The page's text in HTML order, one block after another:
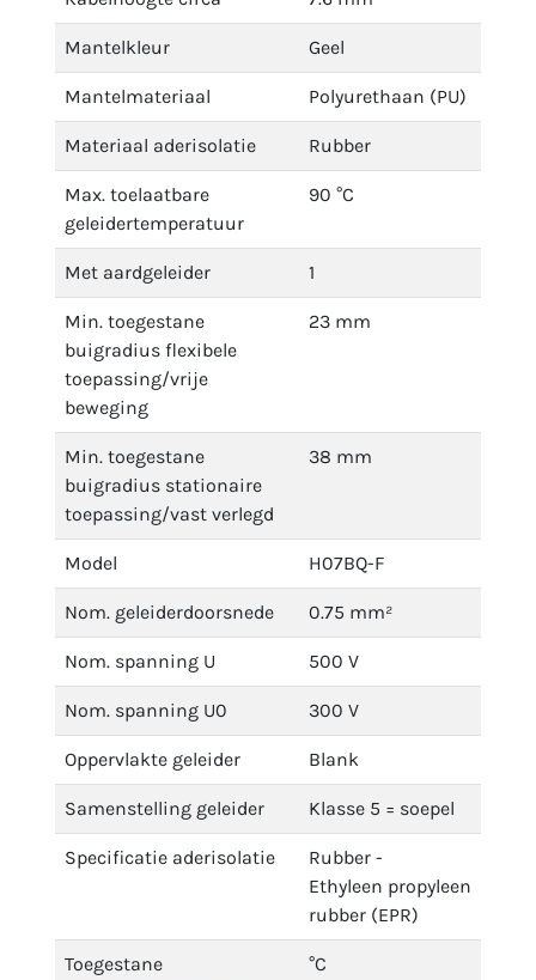
Mantelkleur Geel
Mantelmateriaal Polyurethaan (PU)
Materiaal aderisolatie Rubber
Max. toelaatbare
geleidertemperatuur
90 °C
Met aardgeleider 1
Min. toegestane
buigradius flexibele
toepassing/vrije
beweging
23 mm
Min. toegestane
buigradius stationaire
toepassing/vast verlegd
38 mm
Model H07BQ-F
Nom. geleiderdoorsnede 0.75 mm²
Nom. spanning U 500 V
Nom. spanning U0 300 V
Oppervlakte geleider Blank
Samenstelling geleider Klasse 5 = soepel
Specificatie aderisolatie
Rubber -
Ethyleen propyleen
rubber (EPR)
Toegestane
°C